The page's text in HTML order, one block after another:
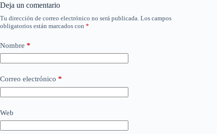
Deja un comentario
Tu dirección de correo electrónico no será publicada. Los campos
obligatorios están marcados con *
Nombre *
Correo electrónico *
Web